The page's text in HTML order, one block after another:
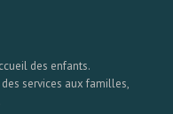
des enfants.
services aux familles,